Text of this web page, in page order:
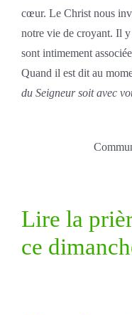
cœur. Le Christ nous
notre vie de croyant. Il y
sont intimement
Quand il est dit au
du Seigneur soit avec
Lire la
ce